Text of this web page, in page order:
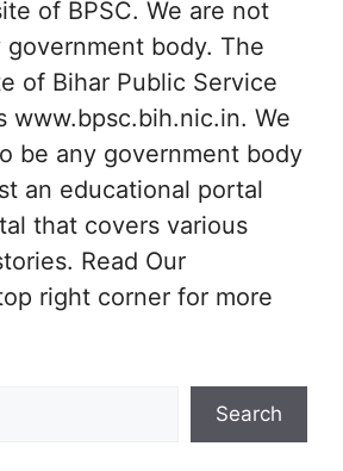
of BPSC. We are not
body. The
of Bihar Public Service
www.bpsc.bih.nic.in. We
be any government body
an educational portal
that covers various
Read Our
right corner for more
Search